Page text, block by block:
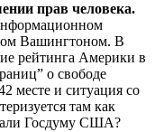
прав человека.
Вашингтоном. В
рейтинга Америки в
о свободе
месте и ситуация со
там как
Госдуму США?